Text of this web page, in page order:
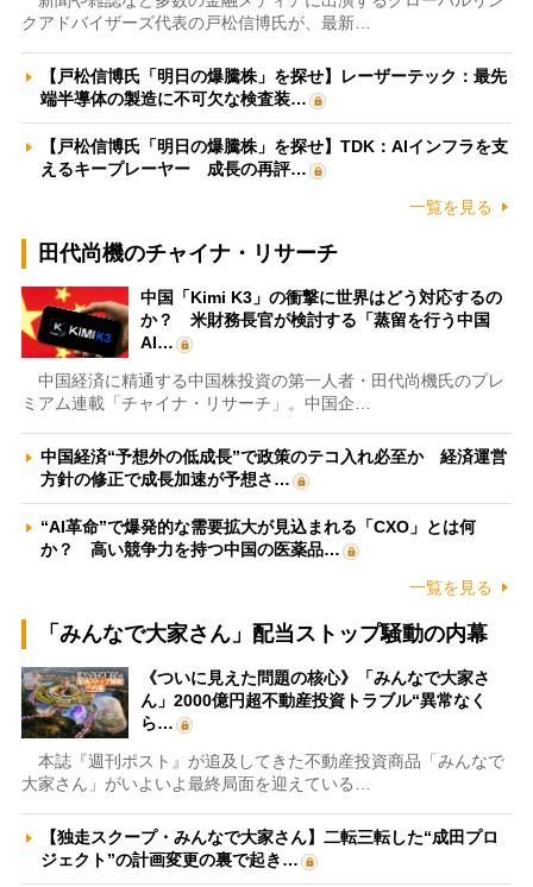
クアドバイザーズ代表の戸松信博氏が、最新…
【戸松信博氏「明日の爆騰株」を探せ】レーザーテック：最先
端半導体の製造に不可欠な検査装…
【戸松信博氏「明日の爆騰株」を探せ】TDK：AIインフラを支
えるキープレーヤー 成長の再評…
一覧を見る
田代尚機のチャイナ・リサーチ
中国「Kimi K3」の衝撃に世界はどう対応するの
か？ 米財務長官が検討する「蒸留を行う中国
AI…
中国経済に精通する中国株投資の第一人者・田代尚機氏のプレ
ミアム連載「チャイナ・リサーチ」。中国企…
中国経済“予想外の低成長”で政策のテコ入れ必至か 経済運営
方針の修正で成長加速が予想さ…
“AI革命”で爆発的な需要拡大が見込まれる「CXO」とは何
か？ 高い競争力を持つ中国の医薬品…
一覧を見る
「みんなで大家さん」配当ストップ騒動の内幕
《ついに見えた問題の核心》「みんなで大家さ
ん」2000億円超不動産投資トラブル“異常なく
ら…
本誌『週刊ポスト』が追及してきた不動産投資商品「みんなで
大家さん」がいよいよ最終局面を迎えている…
【独走スクープ・みんなで大家さん】二転三転した“成田プロ
ジェクト”の計画変更の裏で起き…